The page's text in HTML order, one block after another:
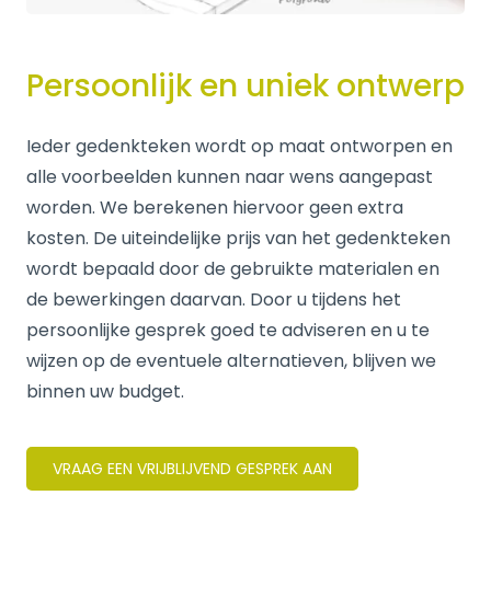
Persoonlijk en uniek ontwerp
Ieder gedenkteken wordt op maat ontworpen en
alle voorbeelden kunnen naar wens aangepast
worden. We berekenen hiervoor geen extra
kosten. De uiteindelijke prijs van het gedenkteken
wordt bepaald door de gebruikte materialen en
de bewerkingen daarvan. Door u tijdens het
persoonlijke gesprek goed te adviseren en u te
wijzen op de eventuele alternatieven, blijven we
binnen uw budget.
VRAAG EEN VRIJBLIJVEND GESPREK AAN